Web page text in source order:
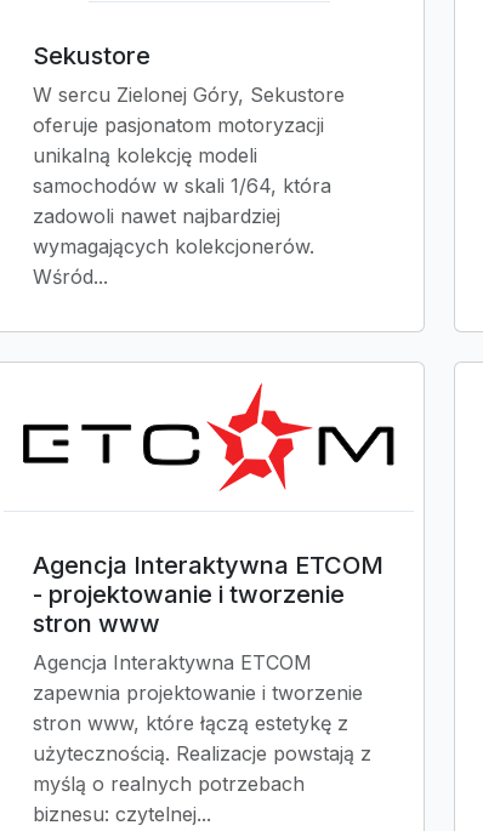
Sekustore
W sercu Zielonej Góry, Sekustore
oferuje pasjonatom motoryzacji
unikalną kolekcję modeli
samochodów w skali 1/64, która
zadowoli nawet najbardziej
wymagających kolekcjonerów.
Wśród...
Agencja Interaktywna ETCOM
- projektowanie i tworzenie
stron www
Agencja Interaktywna ETCOM
zapewnia projektowanie i tworzenie
stron www, które łączą estetykę z
użytecznością. Realizacje powstają z
myślą o realnych potrzebach
biznesu: czytelnej...